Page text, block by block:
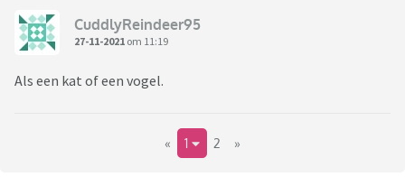
CuddlyReindeer95
27-11-2021 om 11:19
Als een kat of een vogel.
« 1 2 »